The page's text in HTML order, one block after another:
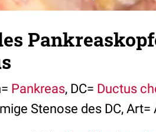
Pankreas, DC= Ductus
Stenose des DC,